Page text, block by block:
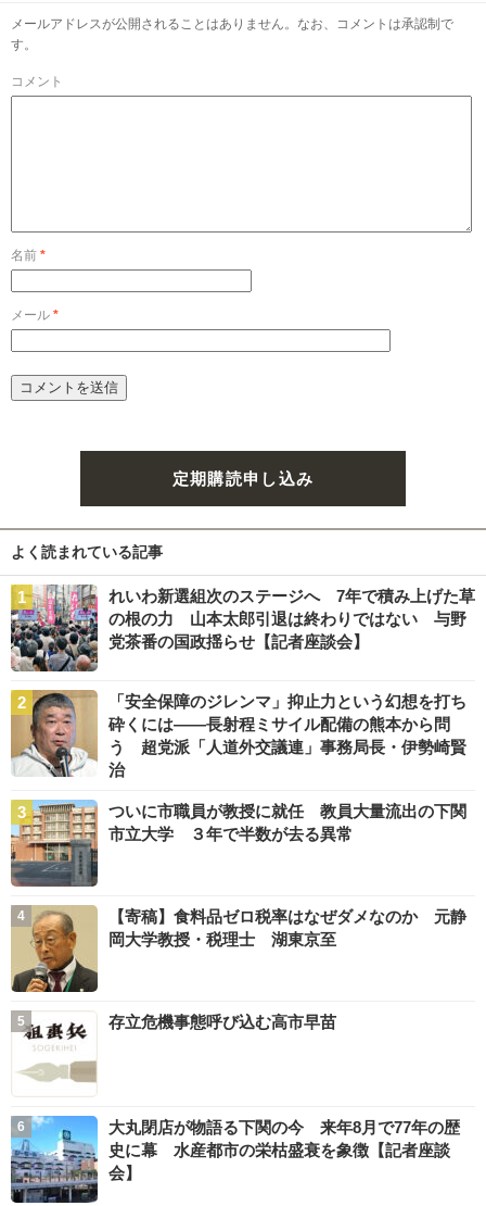
メールアドレスが公開されることはありません。なお、コメントは承認制で
す。
コメント
名前 *
メール *
定期購読申し込み
よく読まれている記事
れいわ新選組次のステージへ 7年で積み上げた草
の根の力 山本太郎引退は終わりではない 与野
党茶番の国政揺らせ【記者座談会】
「安全保障のジレンマ」抑止力という幻想を打ち
砕くには――長射程ミサイル配備の熊本から問
う 超党派「人道外交議連」事務局長・伊勢崎賢
治
ついに市職員が教授に就任 教員大量流出の下関
市立大学 ３年で半数が去る異常
【寄稿】食料品ゼロ税率はなぜダメなのか 元静
岡大学教授・税理士 湖東京至
存立危機事態呼び込む高市早苗
大丸閉店が物語る下関の今 来年8月で77年の歴
史に幕 水産都市の栄枯盛衰を象徴【記者座談
会】